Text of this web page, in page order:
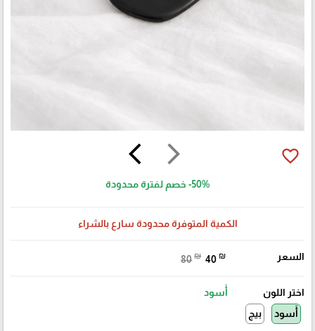
arrow_forward_ios
arrow_back_ios favorite_border
-50% خصم لفترة محدودة
الكمية المتوفرة محدودة سارع بالشراء
السعر 80 ₪ 40 ₪
اختر اللون
أَسود
أَسود
بيج